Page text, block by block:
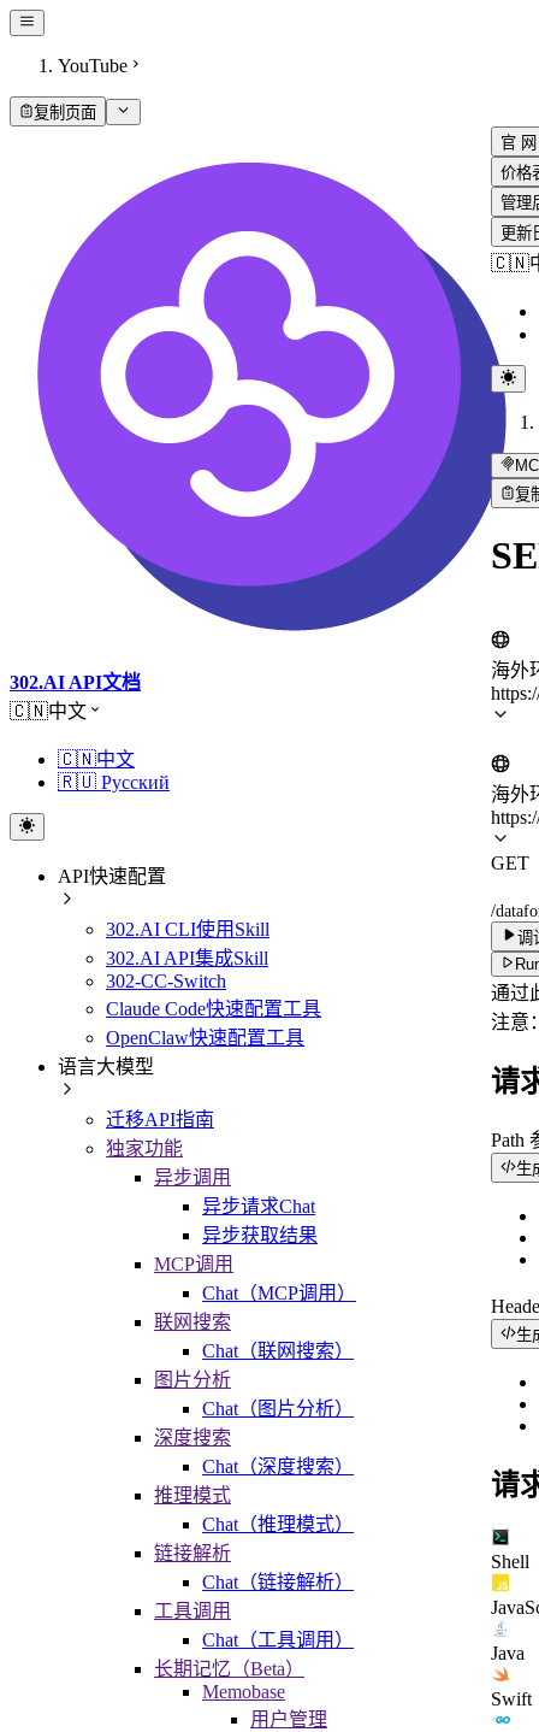
YouTube
复制页面
302.AI API文档
🇨🇳中文
🇨🇳中文
🇷🇺 Русский
API快速配置
302.AI CLI使用Skill
302.AI API集成Skill
302-CC-Switch
Claude Code快速配置工具
OpenClaw快速配置工具
语言大模型
迁移API指南
独家功能
异步调用
异步请求Chat
异步获取结果
MCP调用
Chat（MCP调用）
联网搜索
Chat（联网搜索）
图片分析
Chat（图片分析）
深度搜索
Chat（深度搜索）
推理模式
Chat（推理模式）
链接解析
Chat（链接解析）
工具调用
Chat（工具调用）
长期记忆（Beta）
Memobase
用户管理
官 网
价格
管理
更新
🇨🇳
复
海外
海外
GET
/
调
通过
注意
请
Path
生
生
请
Shell
Java
Swift